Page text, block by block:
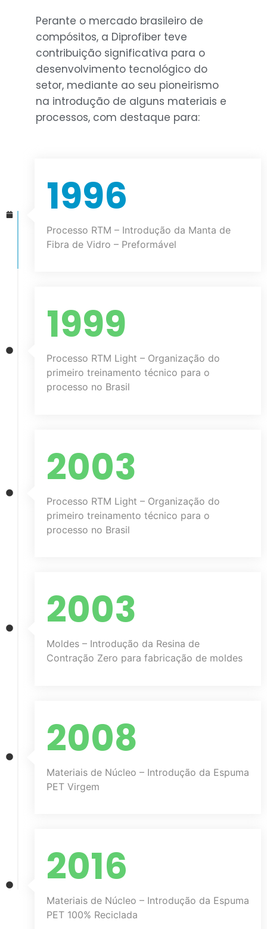
Perante o mercado brasileiro de
compósitos, a Diprofiber teve
contribuição significativa para o
desenvolvimento tecnológico do
setor, mediante ao seu pioneirismo
na introdução de alguns materiais e
processos, com destaque para:
1996
Processo RTM – Introdução da Manta de
Fibra de Vidro – Preformável
1999
Processo RTM Light – Organização do
primeiro treinamento técnico para o
processo no Brasil
2003
Processo RTM Light – Organização do
primeiro treinamento técnico para o
processo no Brasil
2003
Moldes – Introdução da Resina de
Contração Zero para fabricação de moldes
2008
Materiais de Núcleo – Introdução da Espuma
PET Virgem
2016
Materiais de Núcleo – Introdução da Espuma
PET 100% Reciclada